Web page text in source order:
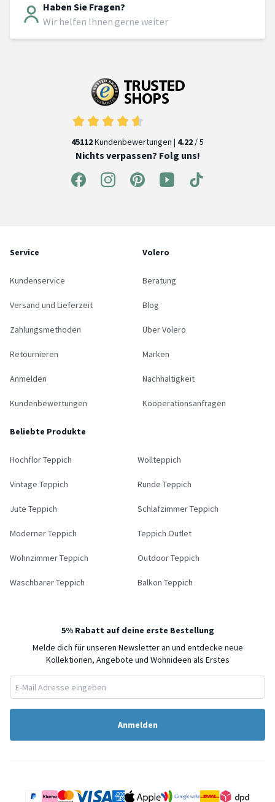
Haben Sie Fragen?
Wir helfen Ihnen gerne weiter
45112Kundenbewertungen | 4.22 / 5
Nichts verpassen? Folg uns!
Service
Kundenservice
Versand und Lieferzeit
Zahlungsmethoden
Retournieren
Anmelden
Kundenbewertungen
Volero
Beratung
Blog
Über Volero
Marken
Nachhaltigkeit
Kooperationsanfragen
Beliebte Produkte
Hochflor Teppich Wollteppich
Vintage Teppich Runde Teppich
Jute Teppich Schlafzimmer Teppich
Moderner Teppich Teppich Outlet
Wohnzimmer Teppich Outdoor Teppich
Waschbarer Teppich Balkon Teppich
5% Rabatt auf deine erste Bestellung
Melde dich für unseren Newsletter an und entdecke neue
Kollektionen, Angebote und Wohnideen als Erstes
Anmelden